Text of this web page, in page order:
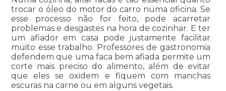
trocar o óleo do motor do carro numa oficina. Se
esse processo não for feito, pode acarretar
problemas e desgastes na hora de cozinhar. E ter
um afiador em casa pode justamente facilitar
muito esse trabalho. Professores de gastronomia
defendem que uma faca bem afiada permite um
corte mais preciso do alimento, além de evitar
que eles se oxidem e fiquem com manchas
escuras na carne ou em alguns vegetais.